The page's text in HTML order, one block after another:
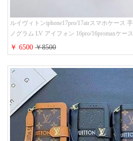
ルイヴィトンiphone17pro/17airスマホケース
ノグラム LV アイフォン 16pro/16promaxケー
ンド iPhone 15/14/13 proケース 手帳型 男女通
￥ 6500￥8500